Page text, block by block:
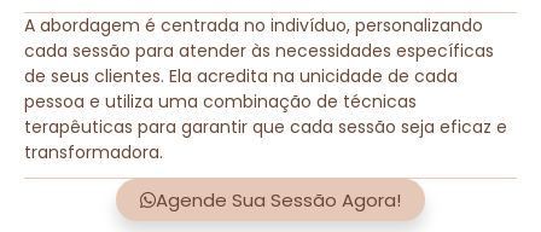
A abordagem é centrada no indivíduo, personalizando
cada sessão para atender às necessidades específicas
de seus clientes. Ela acredita na unicidade de cada
pessoa e utiliza uma combinação de técnicas
terapêuticas para garantir que cada sessão seja eficaz e
transformadora.
Agende Sua Sessão Agora!